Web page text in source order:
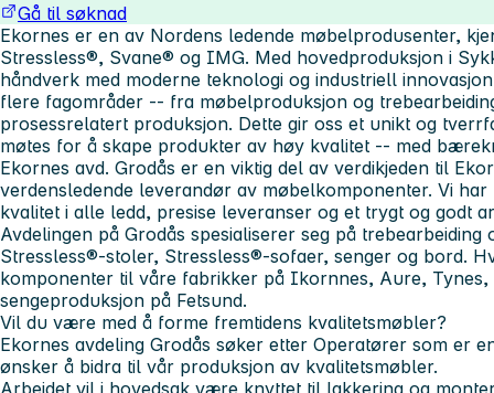
Gå til søknad
Ekornes er en av Nordens ledende møbelprodusenter,
Stressless®, Svane® og IMG. Med hovedproduksjon i
håndverk med moderne teknologi og industriell
flere fagområder -- fra møbelproduksjon og
prosessrelatert produksjon. Dette gir oss et unikt og
møtes for å skape produkter av høy kvalitet -- med
Ekornes avd. Grodås er en viktig del av verdikjeden til
verdensledende leverandør av møbelkomponenter. Vi
kvalitet i alle ledd, presise leveranser og et trygt og godt
Avdelingen på Grodås spesialiserer seg på
Stressless®-stoler, Stressless®-sofaer, senger og bord.
komponenter til våre fabrikker på Ikornnes, Aure,
sengeproduksjon på Fetsund.
Vil du være med å forme fremtidens kvalitetsmøbler?
Ekornes avdeling Grodås søker etter Operatører som er
ønsker å bidra til vår produksjon av kvalitetsmøbler.
Arbeidet vil i hovedsak være knyttet til lakkering og